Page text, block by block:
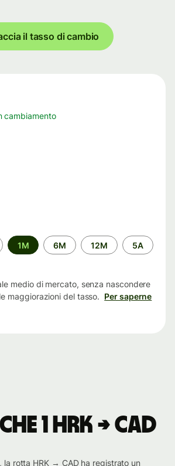
il tasso di cambio
cambiamento
1M 6M 12M 5A
medio di mercato, senza nascondere
maggiorazioni del tasso. Per saperne
1 HRK → CAD
la rotta HRK → CAD ha registrato un